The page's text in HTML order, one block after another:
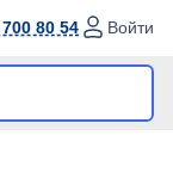
80 54 Войти